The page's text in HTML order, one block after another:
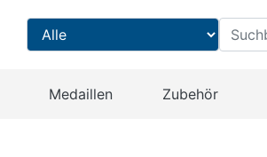
Medaillen Zubehör